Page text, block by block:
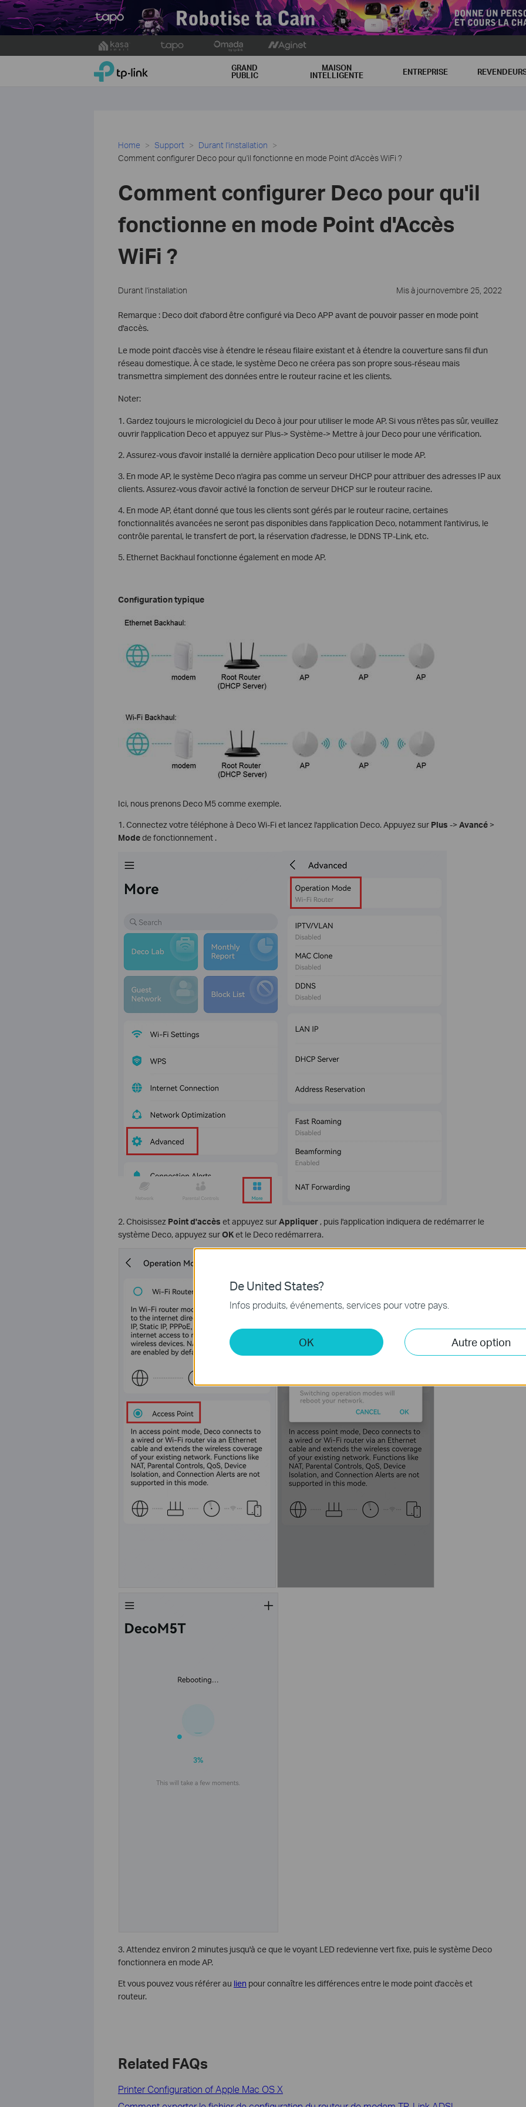
to
TP-Link, Reliably Smart GRAND
PUBLIC
MAISON
INTELLIGENTE ENTREPRISE
Home Support
Durant l'installation
Comment configurer Deco pour qu'il fonctionne en mode Point d'Accès WiFi ?
Comment configurer Deco pour qu'il
fonctionne en mode Point d'Accès
WiFi ?
Durant l'installation Mis à journovembre 25, 2022
Remarque : Deco doit d'abord être configuré via Deco APP avant de pouvoir passer en mode point
d'accès.
Le mode point d'accès vise à étendre le réseau filaire existant et à étendre la couverture sans fil d'un
réseau domestique. À ce stade, le système Deco ne créera pas son propre sous-réseau mais
transmettra simplement des données entre le routeur racine et les clients.
Noter:
1. Gardez toujours le micrologiciel du Deco à jour pour utiliser le mode AP. Si vous n'êtes pas sûr, veuillez
ouvrir l'application Deco et appuyez sur Plus-> Système-> Mettre à jour Deco pour une vérification.
2. Assurez-vous d'avoir installé la dernière application Deco pour utiliser le mode AP.
3. En mode AP, le système Deco n'agira pas comme un serveur DHCP pour attribuer des adresses IP aux
clients. Assurez-vous d'avoir activé la fonction de serveur DHCP sur le routeur racine.
4. En mode AP, étant donné que tous les clients sont gérés par le routeur racine, certaines
fonctionnalités avancées ne seront pas disponibles dans l'application Deco, notamment l'antivirus, le
contrôle parental, le transfert de port, la réservation d'adresse, le DDNS TP-Link, etc.
5. Ethernet Backhaul fonctionne également en mode AP.
Configuration typique
Ici, nous prenons Deco M5 comme exemple.
1. Connectez votre téléphone à Deco Wi-Fi et lancez l'application Deco. Appuyez sur Plus -> Avancé>
Modede fonctionnement .
2. Choisissez Point d'accès et appuyez surAppliquer, puis l'application indiquera de redémarrer le
système Deco, appuyez surOKet le Deco redémarrera.
3. Attendez environ 2 minutes jusqu'à ce que le voyant LED redevienne vert fixe, puis le système Deco
fonctionnera en mode AP.
Et vous pouvez vous référer au lien pour connaître les différences entre le mode point d'accès et
routeur.
Related FAQs
Printer Configuration of Apple Mac OS X
De United States?
Infos produits, événements, services pour votre pays.
OK Autre option